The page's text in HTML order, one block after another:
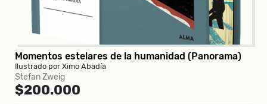
Momentos estelares de la humanidad (Panorama)
Ilustrado por Ximo Abadía
Stefan Zweig
$200.000